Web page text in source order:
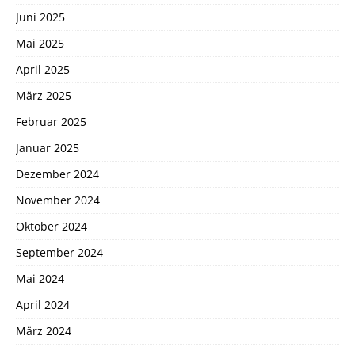
Juni 2025
Mai 2025
April 2025
März 2025
Februar 2025
Januar 2025
Dezember 2024
November 2024
Oktober 2024
September 2024
Mai 2024
April 2024
März 2024